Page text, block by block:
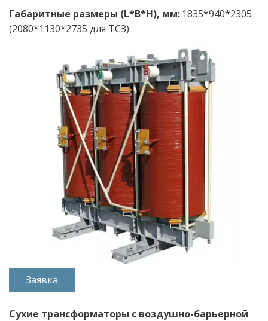
Габаритные размеры (L*B*H), мм: 1835*940*2305
(2080*1130*2735 для ТСЗ)
Заявка
Сухие трансформаторы с воздушно-барьерной